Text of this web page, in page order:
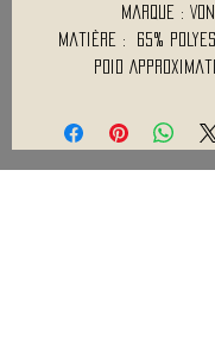
Marque : VON
Matière : 65%
Poid